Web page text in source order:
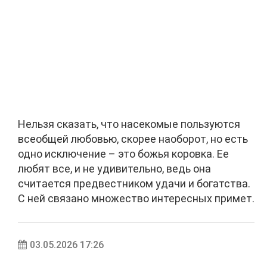
Нельзя сказать, что насекомые пользуются
всеобщей любовью, скорее наоборот, но есть
одно исключение – это божья коровка. Ее
любят все, и не удивительно, ведь она
считается предвестником удачи и богатства.
С ней связано множество интересных примет.
03.05.2026 17:26